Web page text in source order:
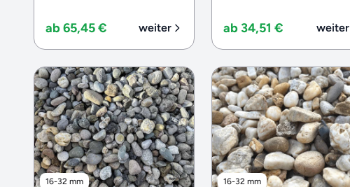
ab 65,45 € weiter ab 34,51 € weiter
16-32 mm 16-32 mm